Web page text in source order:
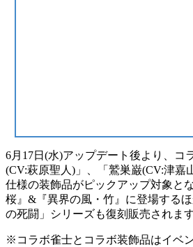
6月17日(水)アップデート後より、コ
(CV:萩原聖人)」、「鷲巣巌(CV:津嘉
仕様の装飾品がピックアップ対象と
桜』&『異界の風・竹』に登場する
の死闘」シリーズも復刻販売されます
※コラボ雀士とコラボ装飾品はイベ